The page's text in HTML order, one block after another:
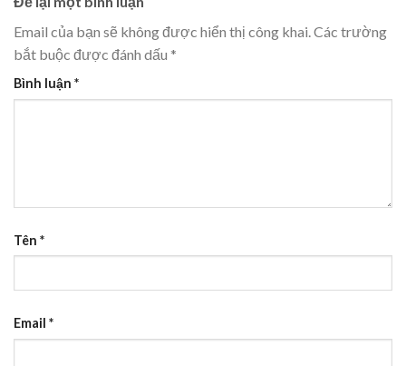
Email của bạn sẽ không được hiển thị công khai.Các trường
bắt buộc được đánh dấu *
Bình luận *
Tên *
Email *